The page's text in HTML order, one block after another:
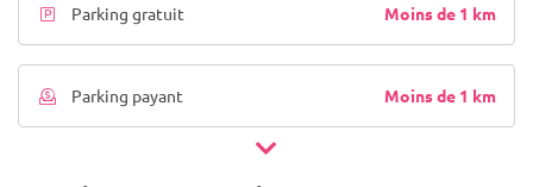
Parking gratuit Moins de 1 km
Parking payant Moins de 1 km